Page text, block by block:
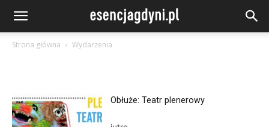
Strona główna Wydarzenia
Obłuże: Teatr plenerowy